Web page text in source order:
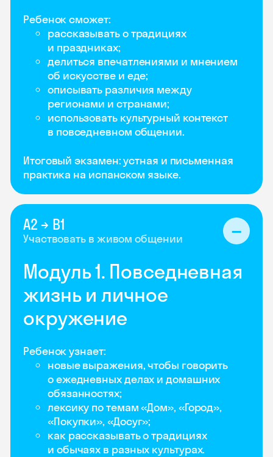
Ребенок сможет:
рассказывать о традициях
и праздниках;
делиться впечатлениями и мнением
об искусстве и еде;
описывать различия между
регионами и странами;
использовать культурный контекст
в повседневном общении.
Итоговый экзамен: устная и письменная
практика на испанском языке.
А2 → B1
Участвовать в живом общении
Модуль 1. Повседневная
жизнь и личное
окружение
Ребенок узнает:
новые выражения, чтобы говорить
о ежедневных делах и домашних
обязанностях;
лексику по темам «Дом», «Город»,
«Покупки», «Досуг»;
как рассказывать о традициях
и обычаях в разных культурах.